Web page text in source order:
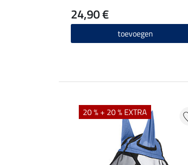
24,90 €
toevoegen
20 % + 20 % EXTRA